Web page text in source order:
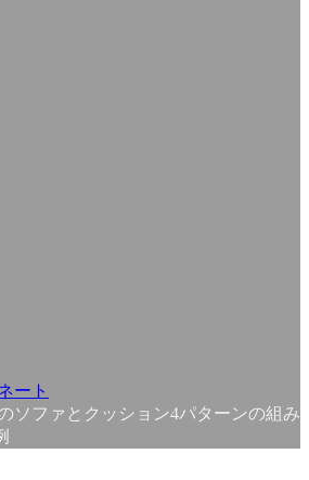
ート
ソファとクッション4パターンの組み